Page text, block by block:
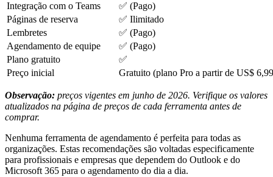
Integração com o Teams
✅ (Pago)
Páginas de reserva
✅ Ilimitado
Lembretes
✅ (Pago)
Agendamento de equipe
✅ (Pago)
Plano gratuito
✅
Preço inicial
Gratuito (plano Pro a partir de US$
Observação: preços vigentes em junho de 2026. Verifique os valores
atualizados na página de preços de cada ferramenta antes de
comprar.
Nenhuma ferramenta de agendamento é perfeita para todas as
organizações. Estas recomendações são voltadas especificamente
para profissionais e empresas que dependem do Outlook e do
Microsoft 365 para o agendamento do dia a dia.